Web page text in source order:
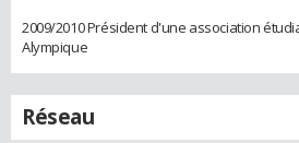
2009/2010 Président d'une association
Alympique
Réseau